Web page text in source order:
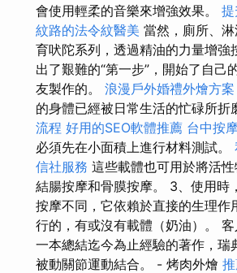
會使用輕柔的音樂來增強效果。
紋路的法令紋醫美 當然，廁所、
育吠陀系列，透過精油的力量增強
出了艱難的“第一步”，開始了自
友製作的。 浪漫戶外婚禮外燴方案
的身體已經被日常生活的忙碌所折
流程 好用的SEO軟體推薦 台中按
必須先在小面積上進行材料測試。
信社服務 這些載體也可用於將活
結腸按摩和骨膜按摩。 3、使用時
按摩不同，它依賴於直接的生理
行的，有或沒有載體（奶油）。
一本總結迄今為止經驗的著作，
被動關節運動結合。 - 烤肉外燴